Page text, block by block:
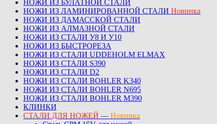
НОЖИ ИЗ БУЛАТНОЙ СТАЛИ
НОЖИ ИЗ ЛАМИНИРОВАННОЙ СТАЛИ Новинка
НОЖИ ИЗ ДАМАССКОЙ СТАЛИ
НОЖИ ИЗ АЛМАЗНОЙ СТАЛИ
НОЖИ ИЗ СТАЛИ У8 И У10
НОЖИ ИЗ БЫСТРОРЕЗА
НОЖИ ИЗ СТАЛИ UDDEHOLM ELMAX
НОЖИ ИЗ СТАЛИ S390
НОЖИ ИЗ СТАЛИ D2
НОЖИ ИЗ СТАЛИ BOHLER K340
НОЖИ ИЗ СТАЛИ BOHLER N695
НОЖИ ИЗ СТАЛИ BOHLER M390
КЛИНКИ
СТАЛИ ДЛЯ НОЖЕЙ — Новинка